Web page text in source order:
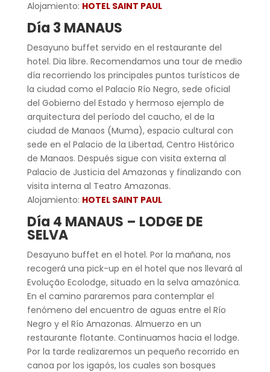
Alojamiento: HOTEL SAINT PAUL
Día 3 MANAUS
Desayuno buffet servido en el restaurante del
hotel. Dia libre. Recomendamos una tour de medio
día recorriendo los principales puntos turísticos de
la ciudad como el Palacio Río Negro, sede oficial
del Gobierno del Estado y hermoso ejemplo de
arquitectura del período del caucho, el de la
ciudad de Manaos (Muma), espacio cultural con
sede en el Palacio de la Libertad, Centro Histórico
de Manaos. Después sigue con visita externa al
Palacio de Justicia del Amazonas y finalizando con
visita interna al Teatro Amazonas.
Alojamiento: HOTEL SAINT PAUL
Día 4 MANAUS – LODGE DE
SELVA
Desayuno buffet en el hotel. Por la mañana, nos
recogerá una pick-up en el hotel que nos llevará al
Evolução Ecolodge, situado en la selva amazónica.
En el camino pararemos para contemplar el
fenómeno del encuentro de aguas entre el Río
Negro y el Río Amazonas. Almuerzo en un
restaurante flotante. Continuamos hacia el lodge.
Por la tarde realizaremos un pequeño recorrido en
canoa por los igapós, los cuales son bosques